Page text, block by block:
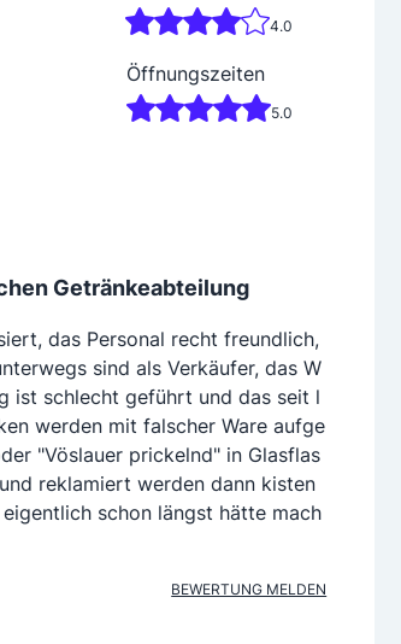
4.0
Öffnungszeiten
5.0
Getränkeabteilung
das Personal recht freundlich,
sind als Verkäufer, das W
ist schlecht geführt und das seit l
werden mit falscher Ware aufge
"Vöslauer prickelnd" in Glasflas
reklamiert werden dann kisten
schon längst hätte mach
BEWERTUNG MELDEN